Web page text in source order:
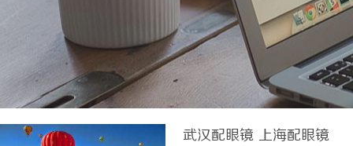
武汉配眼镜 上海配眼镜